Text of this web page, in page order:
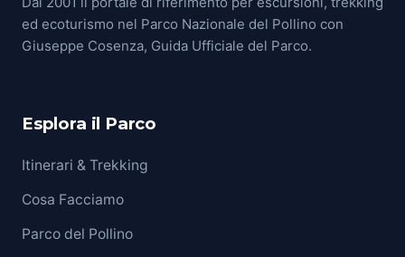
ed ecoturismo nel Parco Nazionale del Pollino con
Giuseppe Cosenza, Guida Ufficiale del Parco.
Esplora il Parco
Itinerari & Trekking
Cosa Facciamo
Parco del Pollino